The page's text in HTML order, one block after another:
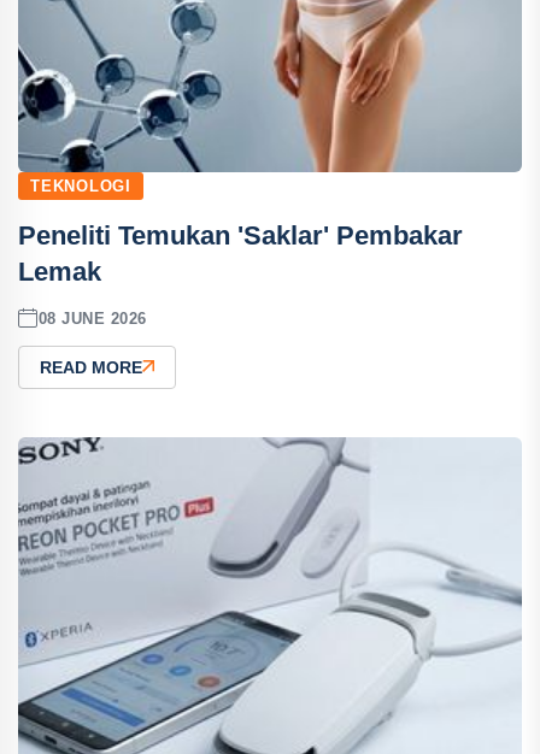
TEKNOLOGI
Peneliti Temukan 'Saklar' Pembakar
Lemak
08 JUNE 2026
READ MORE